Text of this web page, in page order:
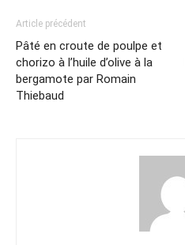
Article précédent
Pâté en croute de poulpe et
chorizo à l’huile d’olive à la
bergamote par Romain
Thiebaud